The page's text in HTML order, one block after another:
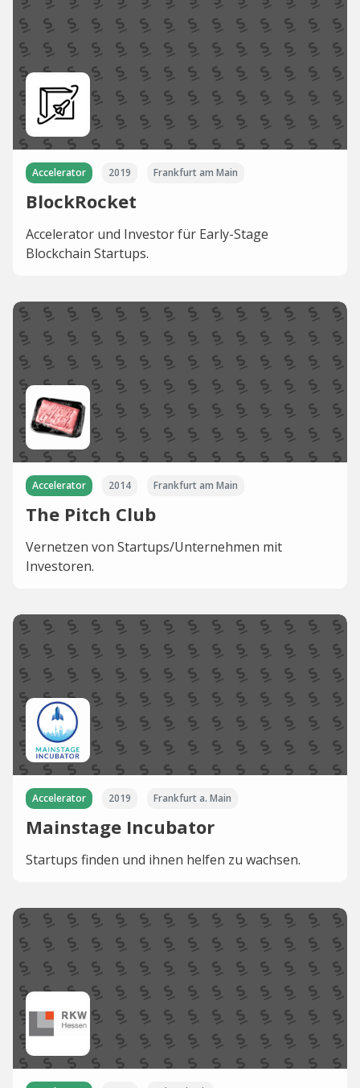
Accelerator 2019 Frankfurt am Main
BlockRocket
Accelerator und Investor für Early-Stage
Blockchain Startups.
Accelerator 2014 Frankfurt am Main
The Pitch Club
Vernetzen von Startups/Unternehmen mit
Investoren.
Accelerator 2019 Frankfurt a. Main
Mainstage Incubator
Startups finden und ihnen helfen zu wachsen.